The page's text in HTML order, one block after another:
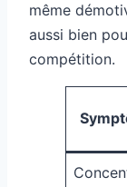
même
aussi bien
compétition.